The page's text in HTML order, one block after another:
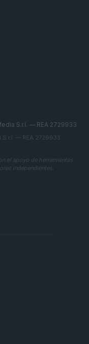
S.r.l. — REA 2729933
— REA 2729933
el apoyo de herramientas
independientes.